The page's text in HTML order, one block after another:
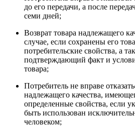
до его передачи, а после
семи дней;
Возврат товара надлежащего
случае, если сохранены его
потребительские свойства, а
подтверждающий факт и
товара;
Потребитель не вправе
надлежащего качества,
определенные свойства, если
быть использован
человеком;